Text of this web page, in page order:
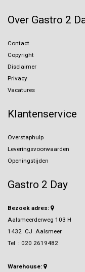
Over Gastro 2
Contact
Copyright
Disclaimer
Privacy
Vacatures
Klantenservice
Overstaphulp
Leveringsvoorwaarden
Openingstijden
Gastro 2 Day
Bezoek adres:
Aalsmeerderweg 103 H
1432 CJ Aalsmeer
Tel : 020 2619482
Warehouse: